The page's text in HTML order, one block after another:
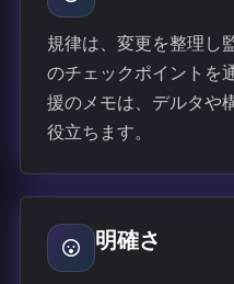
規律は、変更を整理し
のチェックポイントを
援のメモは、デルタや
役立ちます。
明確さ